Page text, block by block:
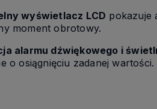
wyświetlacz LCD pokazuje
moment obrotowy.
alarmu dźwiękowego i
o osiągnięciu zadanej wartości.